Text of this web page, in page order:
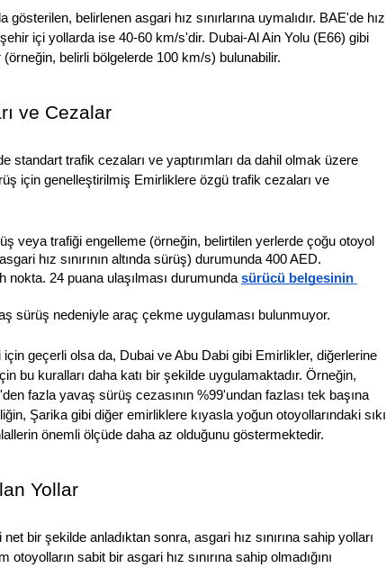
belirlenen asgari hız sınırlarına uymalıdır. BAE'de hız
içi yollarda ise 40-60 km/s'dir. Dubai-Al Ain Yolu (E66) gibi
belirli bölgelerde 100 km/s) bulunabilir.
ve Cezalar
standart trafik cezaları ve yaptırımları da dahil olmak üzere
için genelleştirilmiş Emirliklere özgü trafik cezaları ve
veya trafiği engelleme (örneğin, belirtilen yerlerde çoğu otoyol
hız sınırının altında sürüş) durumunda 400 AED.
nokta. 24 puana ulaşılması durumunda sürücü belgesinin
sürüş nedeniyle araç çekme uygulaması bulunmuyor.
geçerli olsa da, Dubai ve Abu Dabi gibi Emirlikler, diğerlerine
bu kuralları daha katı bir şekilde uygulamaktadır. Örneğin,
fazla yavaş sürüş cezasının %99'undan fazlası tek başına
Şarika gibi diğer emirliklere kıyasla yoğun otoyollarındaki sıkı
önemli ölçüde daha az olduğunu göstermektedir.
Yollar
bir şekilde anladıktan sonra, asgari hız sınırına sahip yolları
sabit bir asgari hız sınırına sahip olmadığını